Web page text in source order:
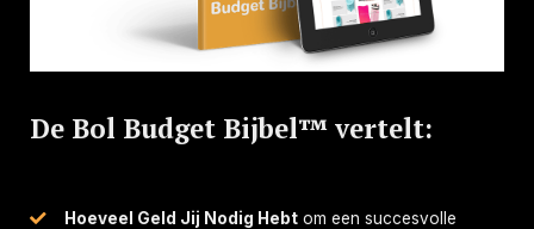
De Bol Budget Bijbel™ vertelt:
Hoeveel Geld Jij Nodig Hebtom een succesvolle